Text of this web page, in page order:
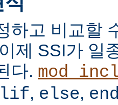
하고 비교할
제 SSI가 일
다.
, else,